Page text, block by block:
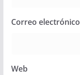
Correo electrónico
Web